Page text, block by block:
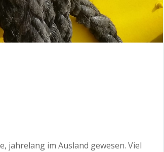
jahrelang im Ausland gewesen. Viel